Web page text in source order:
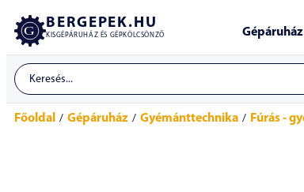
BERGEPEK.HU
KISGÉPÁRUHÁZ ÉS GÉPKÖLCSÖNZŐ Gépáruház
Főoldal / Gépáruház / Gyémánttechnika / Fúrás -